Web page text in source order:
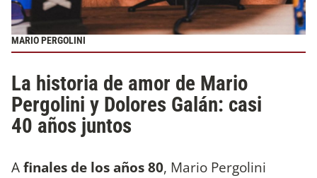
MARIO PERGOLINI
La historia de amor de Mario
Pergolini y Dolores Galán: casi
40 años juntos
Afinales de los años 80, Mario Pergolini